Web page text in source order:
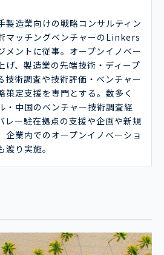
製造業向けの戦略コンサルティン
マッチングベンチャーのLinkers
メントに従事。オープンイノベー
げ、製造業の先端技術・ディープ
技術調査や技術評価・ベンチャー
策定支援を専門とする。数多く
・中国のベンチャー技術調査経
レー駐在拠点の支援や企画や新規
企業内でのオープンイノベーショ
り実施。